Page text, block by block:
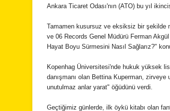
Ankara Ticaret Odası'nın (ATO) bu yıl
Tamamen kusursuz ve eksiksiz bir şekilde
ve 06 Records Genel Müdürü Ferman
Hayat Boyu Sürmesini Nasıl Sağlarız?"
Kopenhag Üniversitesi'nde hukuk yüksek
danışmanı olan Bettina Kuperman, zirveye
unutulmaz anlar yarat" öğüdünü verdi.
Geçtiğimiz günlerde, ilk öykü kitabı olan